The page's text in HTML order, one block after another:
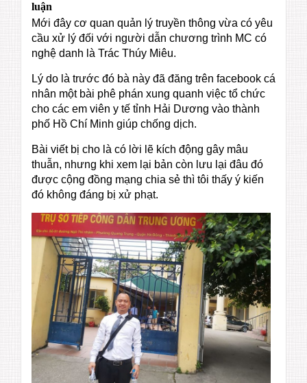
luận
Mới đây cơ quan quản lý truyền thông vừa có yêu
cầu xử lý đối với người dẫn chương trình MC có
nghệ danh là Trác Thúy Miêu.
Lý do là trước đó bà này đã đăng trên facebook cá
nhân một bài phê phán xung quanh việc tổ chức
cho các em viên y tế tỉnh Hải Dương vào thành
phố Hồ Chí Minh giúp chống dịch.
Bài viết bị cho là có lời lẽ kích động gây mâu
thuẫn, nhưng khi xem lại bản còn lưu lại đâu đó
được cộng đồng mạng chia sẻ thì tôi thấy ý kiến
đó không đáng bị xử phạt.